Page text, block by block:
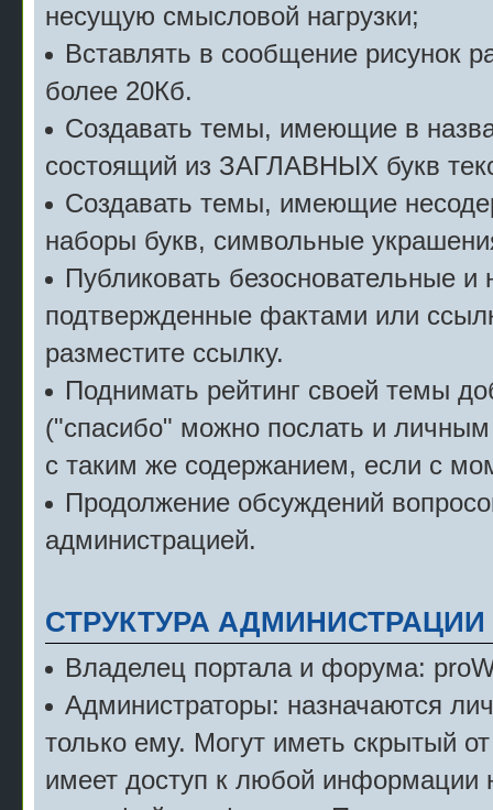
несущую смысловой нагрузки;
Вставлять в сообщение рисунок
более 20Кб.
Создавать темы, имеющие в
состоящий из ЗАГЛАВНЫХ букв
Создавать темы, имеющие
наборы букв, символьные
Публиковать безосновательные
подтвержденные фактами или
разместите ссылку.
Поднимать рейтинг своей темы
("спасибо" можно послать и
с таким же содержанием, если с
Продолжение обсуждений
администрацией.
СТРУКТУРА
Владелец портала и форума:
Администраторы: назначаются
только ему. Могут иметь скрытый
имеет доступ к любой информации